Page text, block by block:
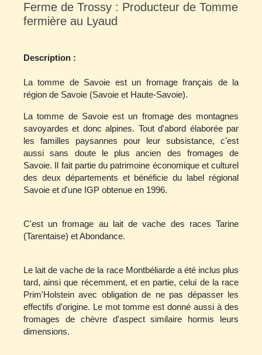
Ferme de Trossy : Producteur de Tomme
fermière au Lyaud
Description :
La tomme de Savoie est un fromage français de la
région de Savoie (Savoie et Haute-Savoie).
La tomme de Savoie est un fromage des montagnes
savoyardes et donc alpines. Tout d'abord élaborée par
les familles paysannes pour leur subsistance, c'est
aussi sans doute le plus ancien des fromages de
Savoie. Il fait partie du patrimoine économique et culturel
des deux départements et bénéficie du label régional
Savoie et d'une IGP obtenue en 1996.
C'est un fromage au lait de vache des races Tarine
(Tarentaise) et Abondance.
Le lait de vache de la race Montbéliarde a été inclus plus
tard, ainsi que récemment, et en partie, celui de la race
Prim'Holstein avec obligation de ne pas dépasser les
effectifs d'origine. Le mot tomme est donné aussi à des
fromages de chèvre d'aspect similaire hormis leurs
dimensions.